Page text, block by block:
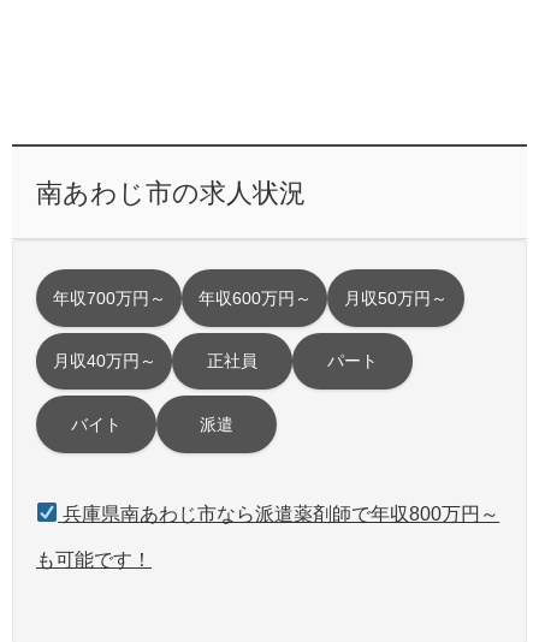
南あわじ市の求人状況
年収700万円～ 年収600万円～ 月収50万円～
月収40万円～ 正社員 パート
バイト 派遣
兵庫県南あわじ市なら派遣薬剤師で年収800万円～
も可能です！